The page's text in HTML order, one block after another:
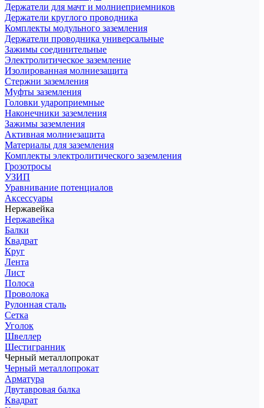
Держатели для мачт и молниеприемников
Держатели круглого проводника
Комплекты модульного заземления
Держатели проводника универсальные
Зажимы соединительные
Электролитическое заземление
Изолированная молниезащита
Стержни заземления
Муфты заземления
Головки удароприемные
Наконечники заземления
Зажимы заземления
Активная молниезащита
Материалы для заземления
Комплекты электролитического заземления
Грозотросы
УЗИП
Уравнивание потенциалов
Аксессуары
Нержавейка
Нержавейка
Балки
Квадрат
Круг
Лента
Лист
Полоса
Проволока
Рулонная сталь
Сетка
Уголок
Швеллер
Шестигранник
Черный металлопрокат
Черный металлопрокат
Арматура
Двутавровая балка
Квадрат